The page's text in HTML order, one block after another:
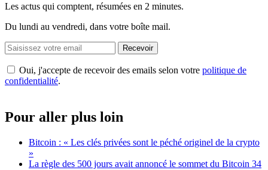
Les actus qui comptent, résumées en 2 minutes.
Du lundi au vendredi, dans votre boîte mail.
Recevoir
Oui, j'accepte de recevoir des emails selon votre politique de
confidentialité.
Pour aller plus loin
Bitcoin : « Les clés privées sont le péché originel de la crypto
»
La règle des 500 jours avait annoncé le sommet du Bitcoin 34